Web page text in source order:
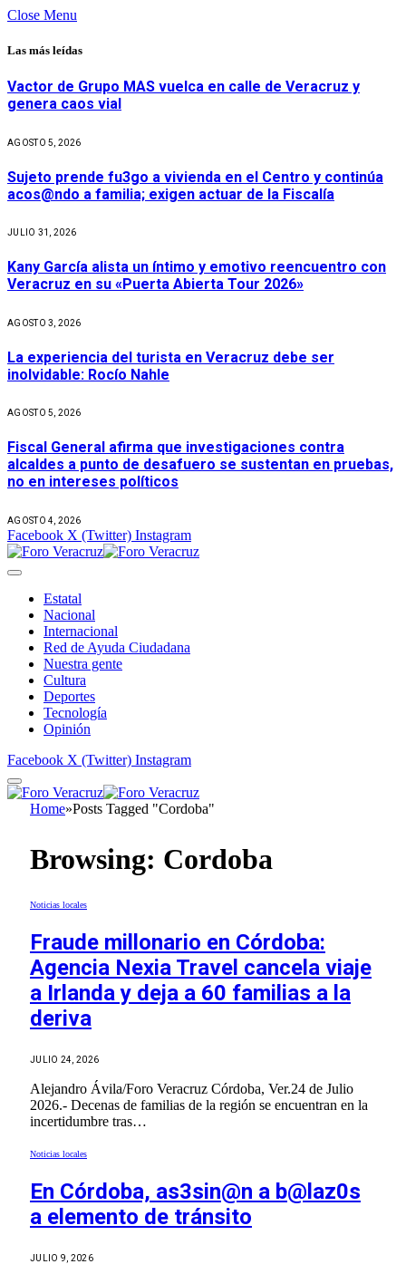
Close Menu
Las más leídas
Vactor de Grupo MAS vuelca en calle de Veracruz y
genera caos vial
AGOSTO 5, 2026
Sujeto prende fu3go a vivienda en el Centro y continúa
acos@ndo a familia; exigen actuar de la Fiscalía
JULIO 31, 2026
Kany García alista un íntimo y emotivo reencuentro con
Veracruz en su «Puerta Abierta Tour 2026»
AGOSTO 3, 2026
La experiencia del turista en Veracruz debe ser
inolvidable: Rocío Nahle
AGOSTO 5, 2026
Fiscal General afirma que investigaciones contra
alcaldes a punto de desafuero se sustentan en pruebas,
no en intereses políticos
AGOSTO 4, 2026
Facebook X (Twitter) Instagram
Estatal
Nacional
Internacional
Red de Ayuda Ciudadana
Nuestra gente
Cultura
Deportes
Tecnología
Opinión
Facebook X (Twitter) Instagram
Home»Posts Tagged "Cordoba"
Browsing: Cordoba
Noticias locales
Fraude millonario en Córdoba:
Agencia Nexia Travel cancela viaje
a Irlanda y deja a 60 familias a la
deriva
JULIO 24, 2026
Alejandro Ávila/Foro Veracruz Córdoba, Ver.24 de Julio
2026.- Decenas de familias de la región se encuentran en la
incertidumbre tras…
Noticias locales
En Córdoba, as3sin@n a b@laz0s
a elemento de tránsito
JULIO 9, 2026